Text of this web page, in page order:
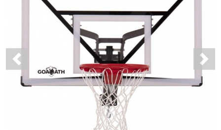
Previous Next